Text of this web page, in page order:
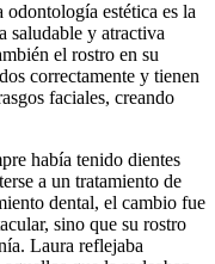
estética es la
saludable y atractiva
el rostro en su
correctamente y tienen
faciales, creando
había tenido dientes
a un tratamiento de
dental, el cambio fue
sino que su rostro
Laura reflejaba